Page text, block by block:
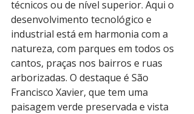
técnicos ou de nível superior. Aqui o
desenvolvimento tecnológico e
industrial está em harmonia com a
natureza, com parques em todos os
cantos, praças nos bairros e ruas
arborizadas. O destaque é São
Francisco Xavier, que tem uma
paisagem verde preservada e vista